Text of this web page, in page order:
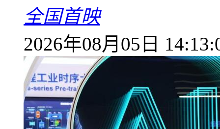
全国首映
2026年08月05日